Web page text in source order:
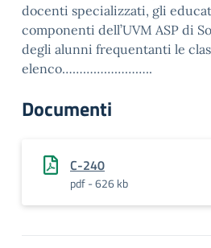
docenti specializzati, gli
componenti dell’UVM ASP di
degli alunni frequentanti le
elenco……………………..
Documenti
C-240
pdf - 626 kb